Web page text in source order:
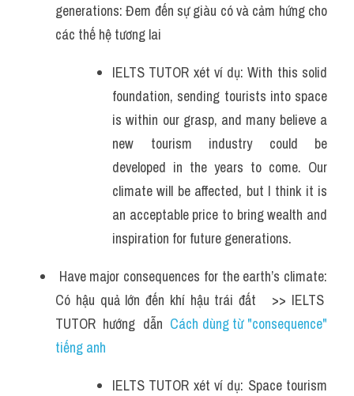
generations: Đem đến sự giàu có và cảm hứng cho
các thế hệ tương lai
IELTS TUTOR xét ví dụ: With this solid
foundation, sending tourists into space
is within our grasp, and many believe a
new tourism industry could be
developed in the years to come. Our
climate will be affected, but I think it is
an acceptable price to bring wealth and
inspiration for future generations.
Have major consequences for the earth’s climate:
Có hậu quả lớn đến khí hậu trái đất   >> IELTS
TUTOR  hướng  dẫn Cách dùng từ "consequence"
tiếng anh
IELTS TUTOR xét ví dụ: Space tourism